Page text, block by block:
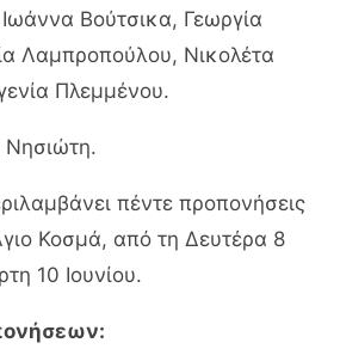
Ιωάννα Βούτσικα, Γεωργία
Λαμπροπούλου, Νικολέτα
Πλεμμένου.
πέντε προπονήσεις
Κοσμά, από τη Δευτέρα 8
10 Ιουνίου.